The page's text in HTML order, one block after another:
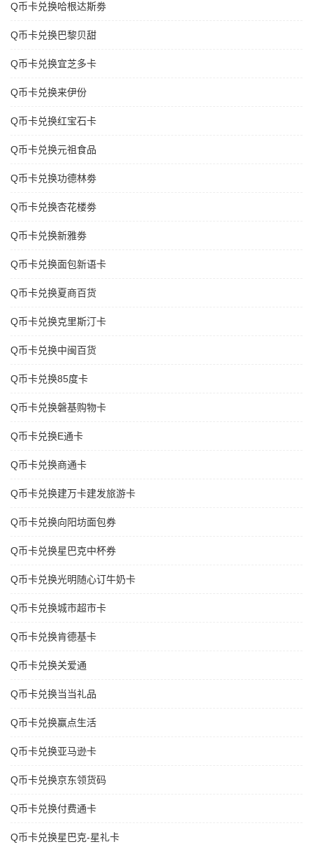
Q币卡兑换哈根达斯劵
Q币卡兑换巴黎贝甜
Q币卡兑换宜芝多卡
Q币卡兑换来伊份
Q币卡兑换红宝石卡
Q币卡兑换元祖食品
Q币卡兑换功德林劵
Q币卡兑换杏花楼劵
Q币卡兑换新雅劵
Q币卡兑换面包新语卡
Q币卡兑换夏商百货
Q币卡兑换克里斯汀卡
Q币卡兑换中闽百货
Q币卡兑换85度卡
Q币卡兑换磐基购物卡
Q币卡兑换E通卡
Q币卡兑换商通卡
Q币卡兑换建万卡建发旅游卡
Q币卡兑换向阳坊面包券
Q币卡兑换星巴克中杯券
Q币卡兑换光明随心订牛奶卡
Q币卡兑换城市超市卡
Q币卡兑换肯德基卡
Q币卡兑换关爱通
Q币卡兑换当当礼品
Q币卡兑换赢点生活
Q币卡兑换亚马逊卡
Q币卡兑换京东领货码
Q币卡兑换付费通卡
Q币卡兑换星巴克-星礼卡